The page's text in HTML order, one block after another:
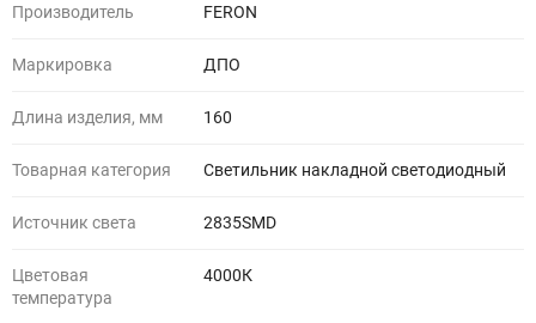
Производитель FERON
Маркировка ДПО
Длина изделия, мм 160
Товарная категория Светильник накладной светодиодный
Источник света 2835SMD
Цветовая
температура
4000К